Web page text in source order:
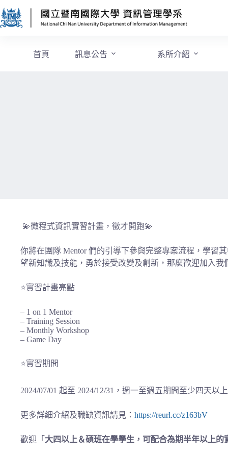
首頁 訊息公告 系所介紹
💫微程式資訊實習計畫，徵才開跑💫
你將在團隊 Mentor 們的引導下參與完整專案流程，學習
望新知識及技能，勇於接受改變及創新，那麼歡迎加入我
⭐實習計畫亮點
– 1 on 1 Mentor
– Training Session
– Monthly Workshop
– Game Day
⭐實習期間
2024/07/01 起至 2024/12/31，週一至週五期間至少四天以
更多詳細介紹及職缺資訊請見： https://reurl.cc/z163bV
歡迎「 大四以上＆碩班在學學生，可配合為期半年以上的